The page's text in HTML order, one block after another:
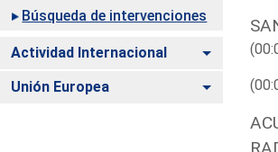
Búsqueda de intervenciones
Actividad Internacional Alternar
Unión Europea Alternar